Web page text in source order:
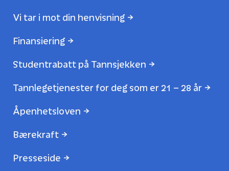
Vi tar i mot din henvisning
Finansiering
Studentrabatt på Tannsjekken
Tannlegetjenester for deg som er 21 – 28 år
Åpenhetsloven
Bærekraft
Presseside